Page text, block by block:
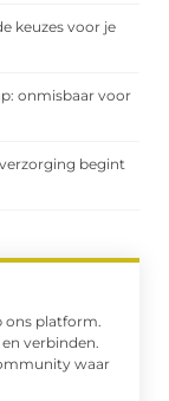
keuzes voor je
onmisbaar voor
begint
ons platform.
verbinden.
waar